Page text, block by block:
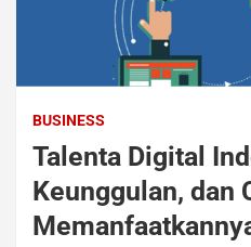
BUSINESS
Talenta Digital
Keunggulan, dan